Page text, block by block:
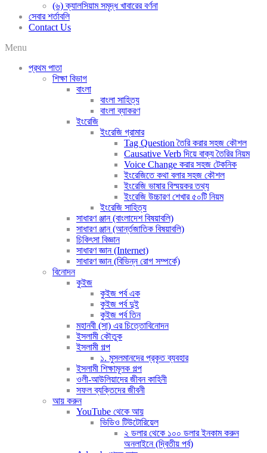
(৬) ক্যালসিয়াম সমৃদ্ধ খাবারের বর্ণনা
সেবার শর্তাবলি
Contact Us
Menu
প্রথম পাতা
শিক্ষা বিভাগ
বাংলা
বাংলা সাহিত্য
বাংলা ব্যাকরণ
ইংরেজি
ইংরেজি গ্রামার
Tag Question তৈরি করার সহজ কৌশল
Causative Verb দিয়ে বাক্য তৈরির নিয়ম
Voice Change করার সহজ টেকনিক
ইংরেজিতে কথা বলার সহজ কৌশল
ইংরেজি ভাষার বিস্ময়কর তথ্য
ইংরেজি উচ্চারণ শেখার ৫০টি নিয়ম
ইংরেজি সাহিত্য
সাধারণ ঞ্জান (বাংলাদেশ বিষয়াবলি)
সাধারণ ঞ্জান (আর্ন্তজাতিক বিষয়াবলি)
চিকিৎসা বিজ্ঞান
সাধারণ জ্ঞান (Internet)
সাধারণ জ্ঞান (বিভিন্ন রোগ সম্পর্কে)
বিনোদন
কুইজ
কুইজ পর্ব এক
কুইজ পর্ব দুই
কুইজ পর্ব তিন
মহানবী (সা) এর চিত্তোবিনোদন
ইসলামী কৌতুক
ইসলামী গল্প
১. মুসলমানদের প্রকৃত ব্যবহার
ইসলামী শিক্ষামূলক গল্প
ওলী-আউলিয়াদের জীবন কাহিনী
সফল ব্যক্তিদের জীবনী
আয় করুন
YouTube থেকে আয়
ভিডিও টিউটোরিয়েল
২ ডলার থেকে ১০০ ডলার ইনকাম করুন
অনলাইনে (দ্বিতীয় পর্ব)